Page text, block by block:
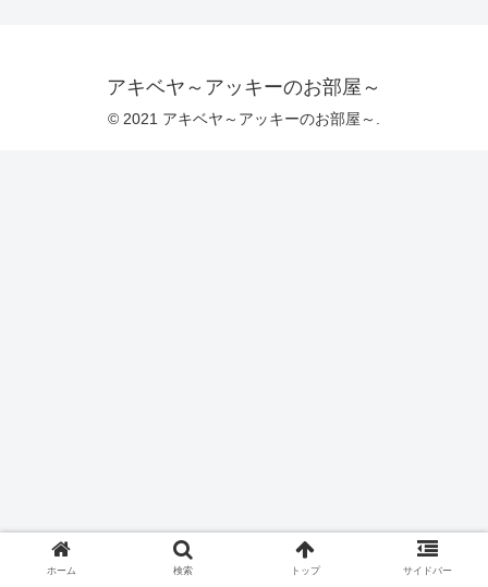
アキベヤ～アッキーのお部屋～
© 2021 アキベヤ～アッキーのお部屋～.
ホーム 検索 トップ サイドバー